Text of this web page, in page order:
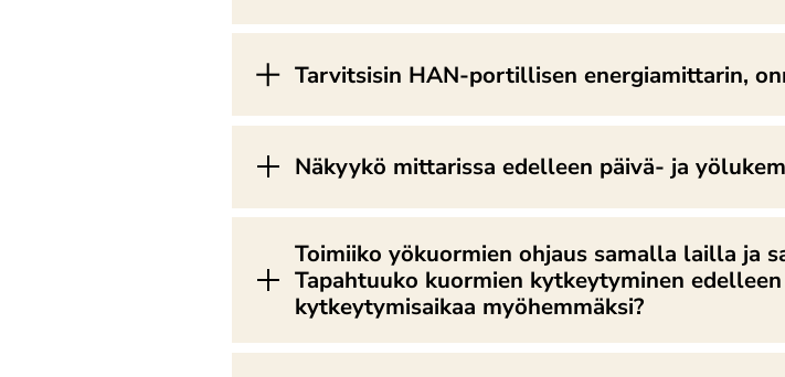
Tarvitsisin HAN-portillisen energiamittarin,
Näkyykö mittarissa edelleen päivä- ja
Toimiiko yökuormien ohjaus samalla lailla ja
Tapahtuuko kuormien kytkeytyminen
kytkeytymisaikaa myöhemmäksi?